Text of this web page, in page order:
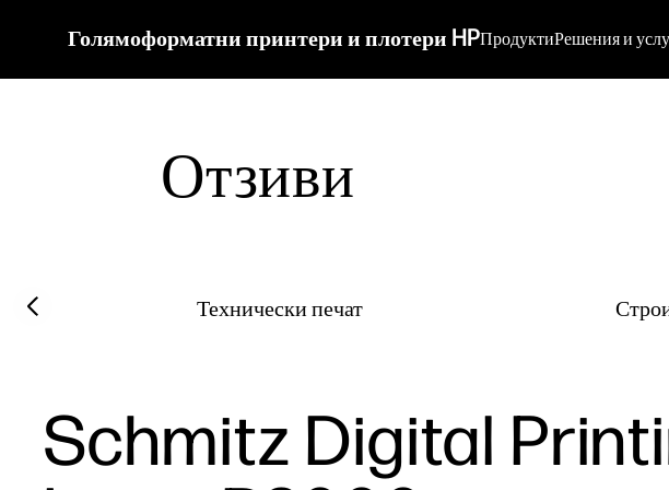
Голямоформатни принтери и плотери HPПродуктиРешения и
Отзиви
Filter category
Технически печат
Previous slide
Schmitz Digital